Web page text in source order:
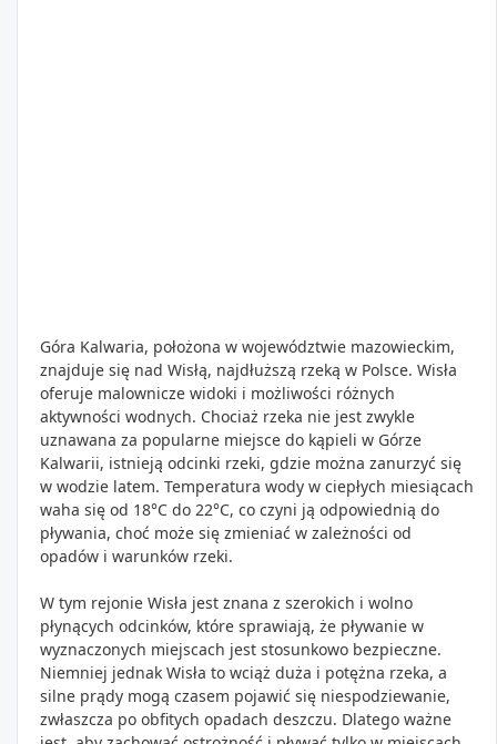
Góra Kalwaria, położona w województwie mazowieckim,
znajduje się nad Wisłą, najdłuższą rzeką w Polsce. Wisła
oferuje malownicze widoki i możliwości różnych
aktywności wodnych. Chociaż rzeka nie jest zwykle
uznawana za popularne miejsce do kąpieli w Górze
Kalwarii, istnieją odcinki rzeki, gdzie można zanurzyć się
w wodzie latem. Temperatura wody w ciepłych miesiącach
waha się od 18°C do 22°C, co czyni ją odpowiednią do
pływania, choć może się zmieniać w zależności od
opadów i warunków rzeki.
W tym rejonie Wisła jest znana z szerokich i wolno
płynących odcinków, które sprawiają, że pływanie w
wyznaczonych miejscach jest stosunkowo bezpieczne.
Niemniej jednak Wisła to wciąż duża i potężna rzeka, a
silne prądy mogą czasem pojawić się niespodziewanie,
zwłaszcza po obfitych opadach deszczu. Dlatego ważne